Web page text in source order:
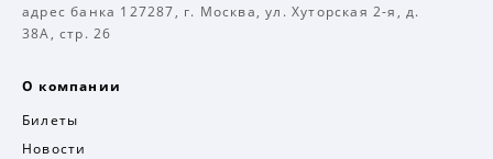
адрес банка 127287, г. Москва, ул. Хуторская 2-я, д.
38А, стр. 26
О компании
Билеты
Новости